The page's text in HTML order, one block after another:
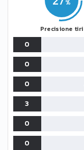
Precisione tiri
0
0
0
3
0
0